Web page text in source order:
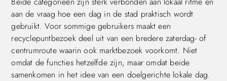
aan de vraag hoe een dag in de stad praktisch wordt
gebruikt. Voor sommige gebruikers maakt een
recyclepuntbezoek deel uit van een bredere zaterdag- of
centrumroute waarin ook marktbezoek voorkomt. Niet
omdat de functies hetzelfde zijn, maar omdat beide
samenkomen in het idee van een doelgerichte lokale dag.